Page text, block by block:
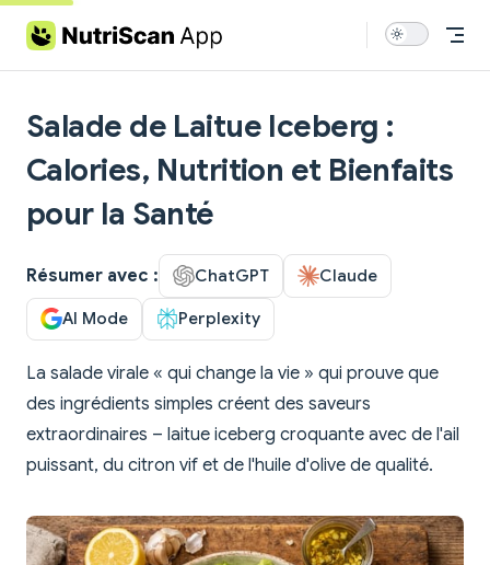
Skip to content
Salade de Laitue Iceberg :
Calories, Nutrition et Bienfaits
pour la Santé
Résumer avec : ChatGPT Claude
AI Mode Perplexity
La salade virale « qui change la vie » qui prouve que
des ingrédients simples créent des saveurs
extraordinaires – laitue iceberg croquante avec de l'ail
puissant, du citron vif et de l'huile d'olive de qualité.